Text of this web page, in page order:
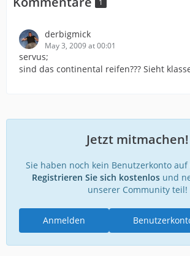
derbigmick
May 3, 2009 at 00:01
servus;
sind das continental reifen??? Sieht
Jetzt mitmachen!
Sie haben noch kein Benutzerkonto auf
Registrieren Sie sich kostenlosund
unserer Community teil!
Anmelden